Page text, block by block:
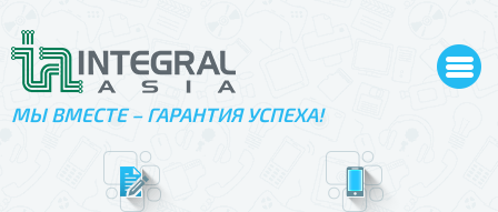
МЫ ВМЕСТЕ – ГАРАНТИЯ УСПЕХА!